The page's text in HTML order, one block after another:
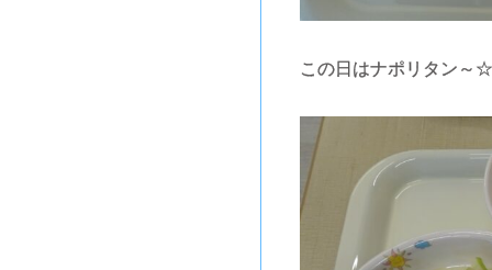
この日はナポリタン～☆